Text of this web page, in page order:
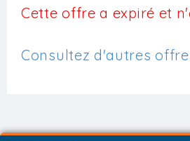
Cette offre a expiré et
Consultez d'autres